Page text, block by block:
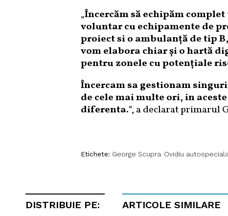
„Încercăm să echipăm
voluntar cu echipamente de
proiect si o ambulanță de tip
vom elabora chiar și o hartă
pentru zonele cu potențiale
Încercam sa gestionam
de cele mai multe ori, in
diferenta.“, a declarat primarul
Etichete: George Scupra Ovidiu
DISTRIBUIE PE: ARTICOLE SIMILARE